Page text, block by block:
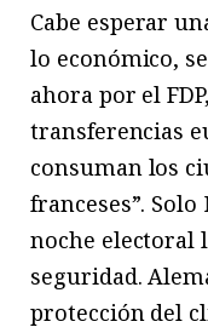
Cabe esperar
lo económico,
ahora por el
transferencias
consuman los
franceses”.
noche electoral
seguridad.
protección del